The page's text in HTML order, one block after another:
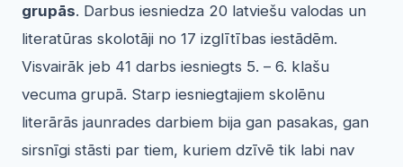
grupās. Darbus iesniedza 20 latviešu valodas un
literatūras skolotāji no 17 izglītības iestādēm.
Visvairāk jeb 41 darbs iesniegts 5. – 6. klašu
vecuma grupā. Starp iesniegtajiem skolēnu
literārās jaunrades darbiem bija gan pasakas, gan
sirsnīgi stāsti par tiem, kuriem dzīvē tik labi nav